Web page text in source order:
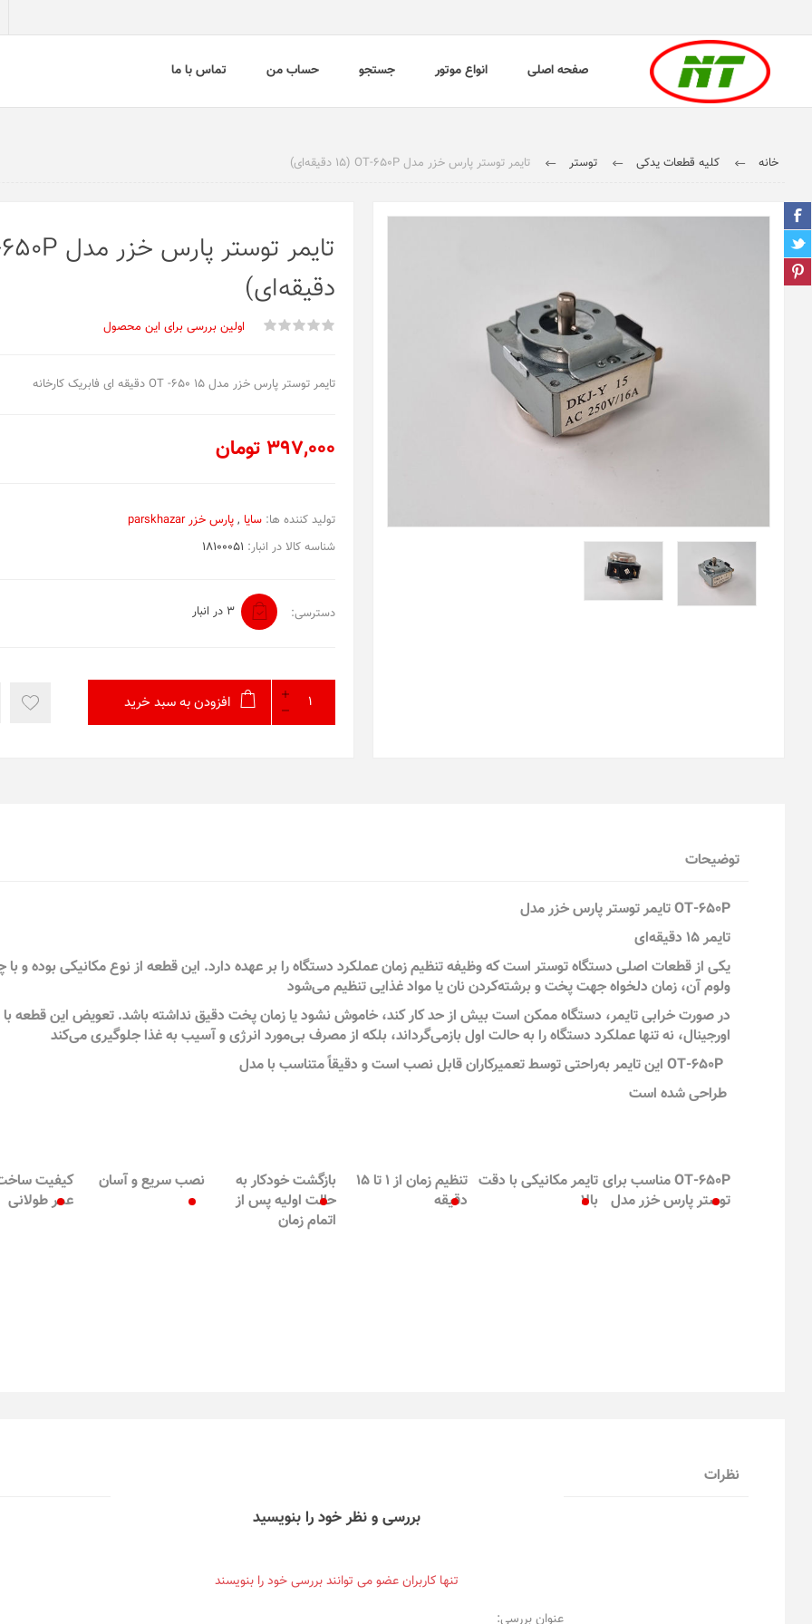
صفحه اصلی انواع موتور جستجو حساب من تماس با ما
خانه کلیه قطعات یدکی توستر تایمر توستر پارس خزر مدل OT-650P (15 دقیقه‌ای)
دقیقه‌ای)
اولین بررسی برای این محصول
تایمر توستر پارس خزر مدل OT -650 15 دقیقه ای فابریک کارخانه
397,000 تومان
تولید کننده ها: سایا , پارس خزر parskhazar
شناسه کالا در انبار: 18100051
دسترسی: 3 در انبار
افزودن به سبد خرید
توضیحات
OT-650P تایمر توستر پارس خزر مدل
تایمر ۱۵ دقیقه‌ای
یکی از قطعات اصلی دستگاه توستر است که وظیفه تنظیم زمان عملکرد دستگاه را بر عهده دارد. این قطعه از نوع مکانیکی بوده و با
ولوم آن، زمان دلخواه جهت پخت و برشته‌کردن نان یا مواد غذایی تنظیم می‌شود
در صورت خرابی تایمر، دستگاه ممکن است بیش از حد کار کند، خاموش نشود یا زمان پخت دقیق نداشته باشد. تعویض این قطعه با
اورجینال، نه تنها عملکرد دستگاه را به حالت اول بازمی‌گرداند، بلکه از مصرف بی‌مورد انرژی و آسیب به غذا جلوگیری می‌کند
طراحی شده است
OT-650P مناسب برای
توستر پارس خزر مدل
تایمر مکانیکی با دقت
بالا
تنظیم زمان از ۱ تا ۱۵
دقیقه
بازگشت خودکار به
حالت اولیه پس از
اتمام زمان
نصب سریع و آسان
کیفیت ساخت
عمر طولانی
نظرات
بررسی و نظر خود را بنویسید
تنها کاربران عضو می توانند بررسی خود را بنویسند
عنوان بررسی: